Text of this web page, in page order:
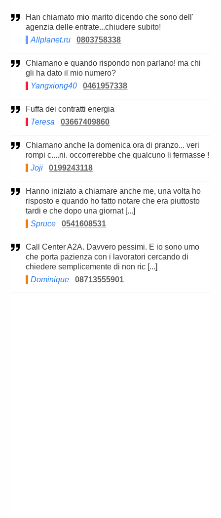
Han chiamato mio marito dicendo che sono dell'
agenzia delle entrate...chiudere subito!
Allplanet.ru
0803758338
Chiamano e quando rispondo non parlano! ma chi
gli ha dato il mio numero?
Yangxiong40
0461957338
Fuffa dei contratti energia
Teresa
03667409860
Chiamano anche la domenica ora di pranzo... veri
rompi c....ni. occorrerebbe che qualcuno li fermasse !
Joji
0199243118
Hanno iniziato a chiamare anche me, una volta ho
risposto e quando ho fatto notare che era piuttosto
tardi e che dopo una giornat [...]
Spruce
0541608531
Call Center A2A. Davvero pessimi. E io sono umo
che porta pazienza con i lavoratori cercando di
chiedere semplicemente di non ric [...]
Dominique
08713555901